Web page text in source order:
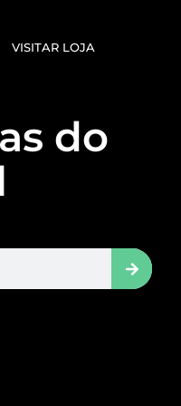
VISITAR LOJA
do